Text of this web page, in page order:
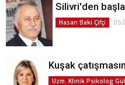
Silivri'den
Hasan Baki Çifçi
Kuşak
Uzm. Klinik Psikolog